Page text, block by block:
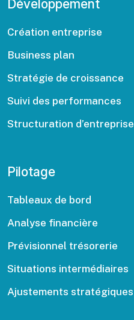
Développement
Création entreprise
Business plan
Stratégie de croissance
Suivi des performances
Structuration d’entreprise
Pilotage
Tableaux de bord
Analyse financière
Prévisionnel trésorerie
Situations intermédiaires
Ajustements stratégiques